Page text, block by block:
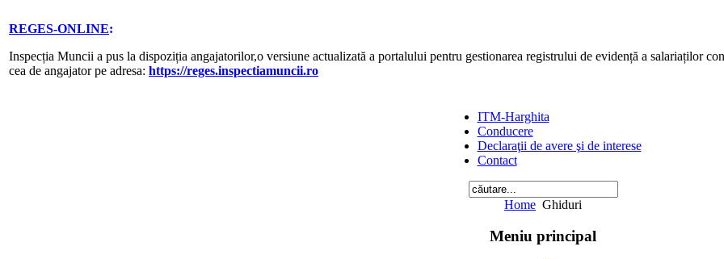
REGES-ONLINE:
Inspecția Muncii a pus la dispoziția angajatorilor,o versiune actualizată a portalului pentru gestionarea registrului de evidență a salariaților
cea de angajator pe adresa: https://reges.inspectiamuncii.ro
ITM-Harghita
Conducere
Declaraţii de avere şi de interese
Contact
Home Ghiduri
Meniu principal